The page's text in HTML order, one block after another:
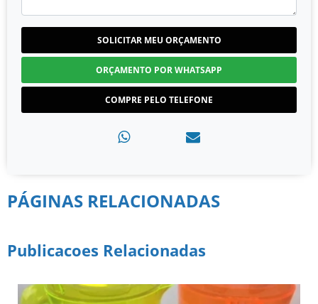
SOLICITAR MEU ORÇAMENTO
ORÇAMENTO POR WHATSAPP
COMPRE PELO TELEFONE
PÁGINAS RELACIONADAS
Publicacoes Relacionadas